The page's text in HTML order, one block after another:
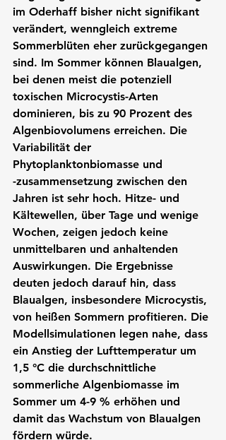
im Oderhaff bisher nicht signifikant
verändert, wenngleich extreme
Sommerblüten eher zurückgegangen
sind. Im Sommer können Blaualgen,
bei denen meist die potenziell
toxischen Microcystis-Arten
dominieren, bis zu 90 Prozent des
Algenbiovolumens erreichen. Die
Variabilität der
Phytoplanktonbiomasse und
-zusammensetzung zwischen den
Jahren ist sehr hoch. Hitze- und
Kältewellen, über Tage und wenige
Wochen, zeigen jedoch keine
unmittelbaren und anhaltenden
Auswirkungen. Die Ergebnisse
deuten jedoch darauf hin, dass
Blaualgen, insbesondere Microcystis,
von heißen Sommern profitieren. Die
Modellsimulationen legen nahe, dass
ein Anstieg der Lufttemperatur um
1,5 °C die durchschnittliche
sommerliche Algenbiomasse im
Sommer um 4-9 % erhöhen und
damit das Wachstum von Blaualgen
fördern würde.